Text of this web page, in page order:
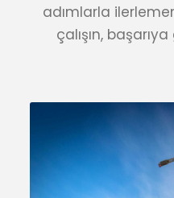
adımlarla
çalışın,